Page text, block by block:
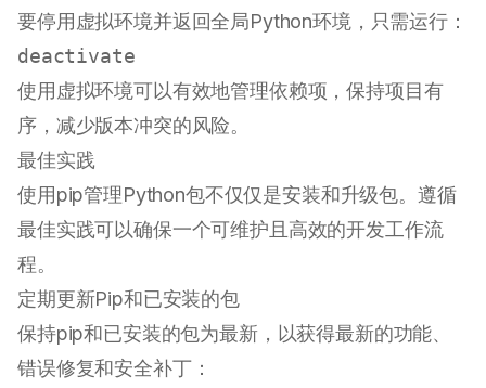
要停用虚拟环境并返回全局Python环境，只需运行：
使用虚拟环境可以有效地管理依赖项，保持项目有
序，减少版本冲突的风险。
最佳实践
使用pip管理Python包不仅仅是安装和升级包。遵循
最佳实践可以确保一个可维护且高效的开发工作流
程。
定期更新Pip和已安装的包
保持pip和已安装的包为最新，以获得最新的功能、
错误修复和安全补丁：